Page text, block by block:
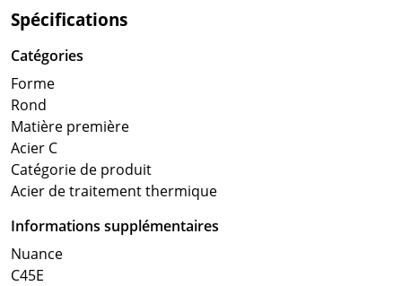
Spécifications
Catégories
Forme
Rond
Matière première
Acier C
Catégorie de produit
Acier de traitement thermique
Informations supplémentaires
Nuance
C45E